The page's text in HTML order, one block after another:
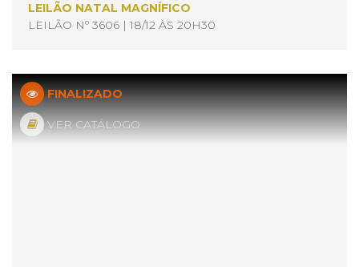
LEILÃO NATAL MAGNÍFICO
LEILÃO Nº 3606 | 18/12 ÀS 20H30
FINALIZADO
VER CATÁLOGO